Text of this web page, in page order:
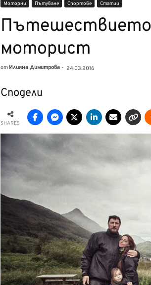
Моторни Пътуване Спортове Статии
Пътешествието
моторист
от Илияна Димитрова - 24.03.2016
Сподели
SHARES